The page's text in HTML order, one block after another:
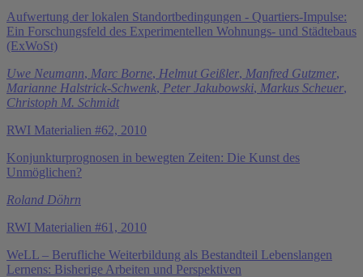
Aufwertung der lokalen Standortbedingungen - Quartiers-Impulse:
Ein Forschungsfeld des Experimentellen Wohnungs- und Städtebaus
(ExWoSt)
Uwe Neumann, Marc Borne, Helmut Geißler, Manfred Gutzmer,
Marianne Halstrick-Schwenk, Peter Jakubowski, Markus Scheuer,
Christoph M. Schmidt
RWI Materialien #62, 2010
Konjunkturprognosen in bewegten Zeiten: Die Kunst des
Unmöglichen?
Roland Döhrn
RWI Materialien #61, 2010
WeLL – Berufliche Weiterbildung als Bestandteil Lebenslangen
Lernens: Bisherige Arbeiten und Perspektiven